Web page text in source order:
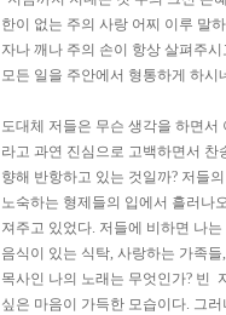
한이 없는 주의 사랑 어찌 이루 말
자나 깨나 주의 손이 항상 살펴주시
모든 일을 주안에서 형통하게 하시
도대체 저들은 무슨 생각을 하면서
라고 과연 진심으로 고백하면서 찬
향해 반항하고 있는 것일까? 저들
노숙하는 형제들의 입에서 흘러나
져주고 있었다. 저들에 비하면 나
음식이 있는 식탁, 사랑하는 가족
목사인 나의 노래는 무엇인가? 빈
싶은 마음이 가득한 모습이다. 그